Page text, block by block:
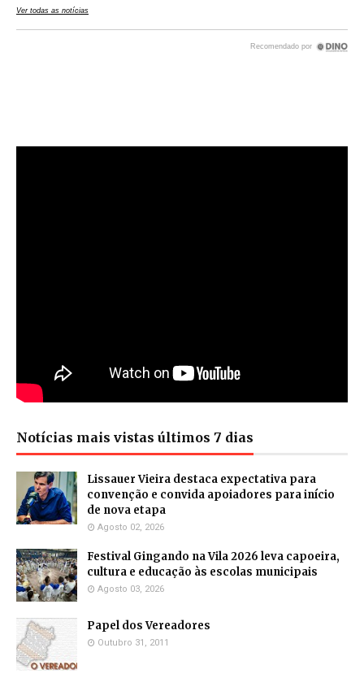
Notícias mais vistas últimos 7 dias
Lissauer Vieira destaca expectativa para
convenção e convida apoiadores para início
de nova etapa
Agosto 02, 2026
Festival Gingando na Vila 2026 leva capoeira,
cultura e educação às escolas municipais
Agosto 03, 2026
Papel dos Vereadores
Outubro 31, 2011